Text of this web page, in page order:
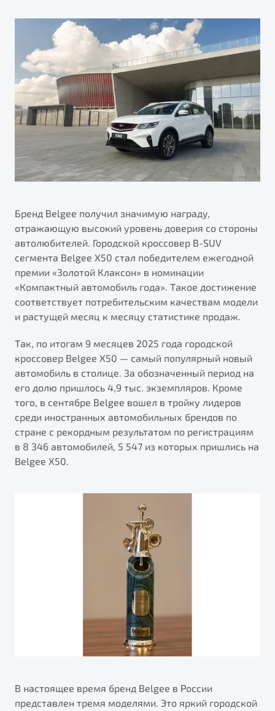
Яркий кроссовер
от 2 219 990 ₽*
Обзор В наличии
Элегантный и практичный седан
от 1 699 990 ₽*
Обзор В наличии
X70
от 2 499 990 ₽*
Автокредит
Страхование
Расчет КАСКО
Узнайте о специальных выгодах при покупке
автомобиля Belgee
Подробно
Автомобили в наличии
Тест-драйв
Автокредит
Спецпредложения
Гарантия Belgee
Belgee Линк
Belgee Клуб
Belgee Плюс
Реферальная программа
Клиентская поддержка
Помощь на дорогах
Будьте еще более уверены на дорогах с программой
"Помощь на дорогах"
Преимущества программы
Запись на сервис
Калькулятор ТО
О дилерском центре
Правовая информация
Бренд Belgee получил значимую награду,
отражающую высокий уровень доверия со стороны
автолюбителей. Городской кроссовер B-SUV
сегмента Belgee Х50 стал победителем ежегодной
премии «Золотой Клаксон» в номинации
«Компактный автомобиль года». Такое достижение
соответствует потребительским качествам модели
и растущей месяц к месяцу статистике продаж.
Так, по итогам 9 месяцев 2025 года городской
кроссовер Belgee X50 — самый популярный новый
автомобиль в столице. За обозначенный период на
его долю пришлось 4,9 тыс. экземпляров. Кроме
того, в сентябре Belgee вошел в тройку лидеров
среди иностранных автомобильных брендов по
стране с рекордным результатом по регистрациям
в 8 346 автомобилей, 5 547 из которых пришлись на
Belgee Х50.
В настоящее время бренд Belgee в России
представлен тремя моделями. Это яркий городской